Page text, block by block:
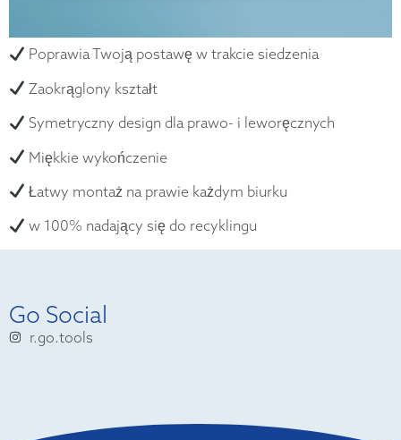
Poprawia Twoją postawę w trakcie siedzenia
Zaokrąglony kształt
Symetryczny design dla prawo- i leworęcznych
Miękkie wykończenie
Łatwy montaż na prawie każdym biurku
w 100% nadający się do recyklingu
Go Social
r.go.tools